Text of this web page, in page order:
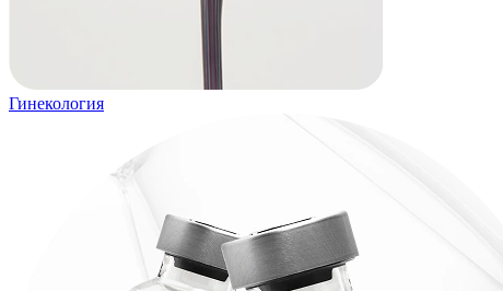
Гинекология